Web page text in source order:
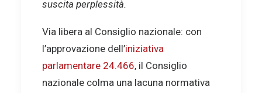
suscita perplessità.
Via libera al Consiglio nazionale: con
l’approvazione dell’iniziativa
parlamentare 24.466, il Consiglio
nazionale colma una lacuna normativa